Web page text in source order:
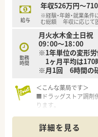
【こんな方が活躍中】
■大手企業の手厚い教
スタートして一人前
す。
■毎年7日間の連続休
事とプライベートを両
す。
■内科や耳鼻科など多
です。
給与
年収526万円～
※経験・年齢・就業条
む総額 年収に応じて
勤務
時間
月火水木金土日祝
09：00～18：00
※1年単位の変形
1ヶ月平均は170
※月1回 6時間の
＜こんな薬局です＞
■ドラッグストア調剤
ります。
■徒歩圏内にスーパー
物にも便利。
詳細を見る